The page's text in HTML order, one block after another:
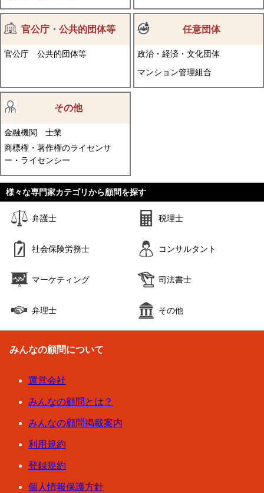
官公庁・公共的団体等
官公庁 公共的団体等
任意団体
政治・経済・文化団体
マンション管理組合
その他
金融機関
士業
商標権・著作権のライセンサ
ー・ライセンシー
様々な専門家カテゴリから顧問を探す
弁護士 税理士
社会保険労務士 コンサルタント
マーケティング 司法書士
弁理士 その他
みんなの顧問について
運営会社
みんなの顧問とは？
みんなの顧問掲載案内
利用規約
登録規約
個人情報保護方針